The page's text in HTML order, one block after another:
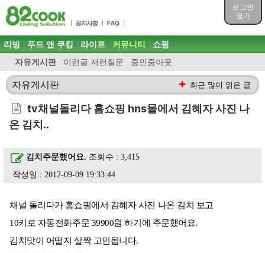
로그인
열기
목차
주메뉴 바로가기
컨텐츠 바로가기
검색 바로가기
로그인 바로가기
주메뉴
리빙 푸드 앤 쿠킹 라이프 커뮤니티
자유게시판 이런글 저런질문 줌인줌아웃
쇼핑
자유게시판 최근 많이 읽은 글
tv채널돌리다 홈쇼핑 hns몰에서 김혜자 사진 나
온 김치..
김치주문했어요. 조회수 : 3,415
작성일 : 2012-09-09 19:33:44
채널 돌리다가 홈쇼핑에서 김혜자 사진 나온 김치 보고
10키로 자동전화주문 39900원 하기에 주문했어요.
김치맛이 어떨지 살짝 고민됩니다.